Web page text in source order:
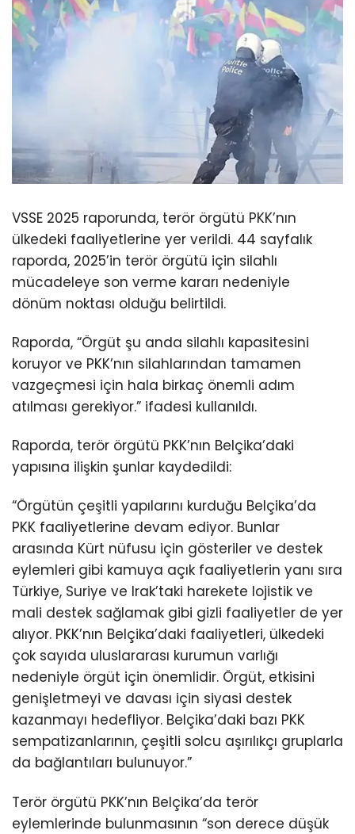
VSSE 2025 raporunda, terör örgütü PKK’nın
ülkedeki faaliyetlerine yer verildi. 44 sayfalık
raporda, 2025’in terör örgütü için silahlı
mücadeleye son verme kararı nedeniyle
dönüm noktası olduğu belirtildi.
Raporda, “Örgüt şu anda silahlı kapasitesini
koruyor ve PKK’nın silahlarından tamamen
vazgeçmesi için hala birkaç önemli adım
atılması gerekiyor.” ifadesi kullanıldı.
Raporda, terör örgütü PKK’nın Belçika’daki
yapısına ilişkin şunlar kaydedildi:
“Örgütün çeşitli yapılarını kurduğu Belçika’da
PKK faaliyetlerine devam ediyor. Bunlar
arasında Kürt nüfusu için gösteriler ve destek
eylemleri gibi kamuya açık faaliyetlerin yanı sıra
Türkiye, Suriye ve Irak’taki harekete lojistik ve
mali destek sağlamak gibi gizli faaliyetler de yer
alıyor. PKK’nın Belçika’daki faaliyetleri, ülkedeki
çok sayıda uluslararası kurumun varlığı
nedeniyle örgüt için önemlidir. Örgüt, etkisini
genişletmeyi ve davası için siyasi destek
kazanmayı hedefliyor. Belçika’daki bazı PKK
sempatizanlarının, çeşitli solcu aşırılıkçı gruplarla
da bağlantıları bulunuyor.”
Terör örgütü PKK’nın Belçika’da terör
eylemlerinde bulunmasının “son derece düşük